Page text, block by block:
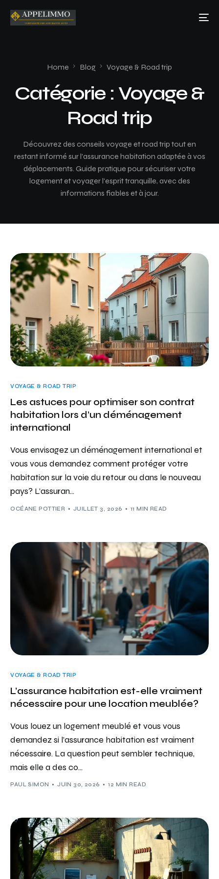
Home Blog Voyage & Road trip
Catégorie : Voyage &
Road trip
Découvrez des conseils voyage et road trip tout en
restant informé sur l'assurance habitation adaptée à vos
déplacements. Guide pratique pour sécuriser votre
logement et voyager l'esprit tranquille, avec des
informations fiables et à jour.
VOYAGE & ROAD TRIP
Les astuces pour optimiser son contrat
habitation lors d’un déménagement
international
Vous envisagez un déménagement international et
vous vous demandez comment protéger votre
habitation sur la voie du retour ou dans le nouveau
pays? L’assuran...
OCÉANE POTTIER JUILLET 3, 2026 11 MIN READ
VOYAGE & ROAD TRIP
L’assurance habitation est-elle vraiment
nécessaire pour une location meublée?
Vous louez un logement meublé et vous vous
demandez si l’assurance habitation est vraiment
nécessaire. La question peut sembler technique,
mais elle a des co...
PAUL SIMON JUIN 30, 2026 12 MIN READ